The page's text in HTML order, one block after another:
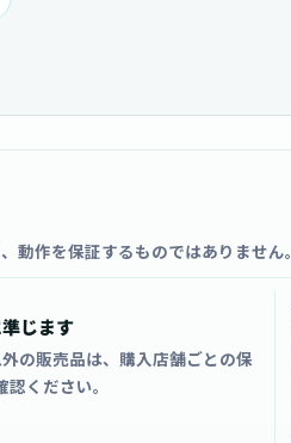
作を保証するものではありません。
じます
の販売品は、購入店舗ごとの保
ください。